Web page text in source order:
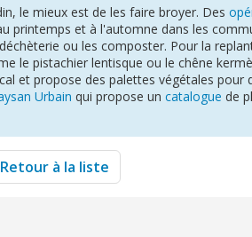
le mieux est de les faire broyer. Des
printemps et à l'automne dans les
ou les composter. Pour la
le pistachier lentisque ou le chêne
et propose des palettes végétales pour
Urbain qui propose un catalogue de
Retour à la liste